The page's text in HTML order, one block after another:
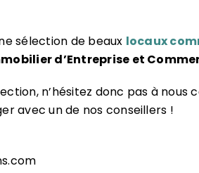
sélection de beaux locaux
d’Entreprise et
n’hésitez donc pas à
avec un de nos conseillers !